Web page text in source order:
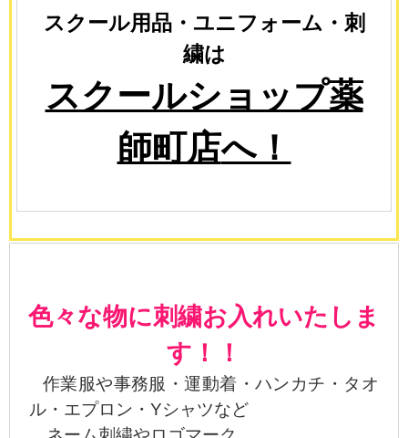
スクール用品・ユニフォーム・刺
繍は
スクールショップ薬
師町店へ！
色々な物に刺繍お入れいたしま
す！！
作業服や事務服・運動着・ハンカチ・タオ
ル・エプロン・Yシャツなど